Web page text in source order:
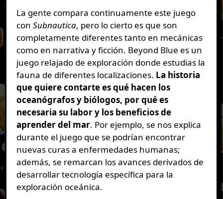
La gente compara continuamente este juego
con Subnautica, pero lo cierto es que son
completamente diferentes tanto en mecánicas
como en narrativa y ficción. Beyond Blue es un
juego relajado de exploración donde estudias la
fauna de diferentes localizaciones. La historia
que quiere contarte es qué hacen los
oceanógrafos y biólogos, por qué es
necesaria su labor y los beneficios de
aprender del mar. Por ejemplo, se nos explica
durante el juego que se podrían encontrar
nuevas curas a enfermedades humanas;
además, se remarcan los avances derivados de
desarrollar tecnología específica para la
exploración oceánica.